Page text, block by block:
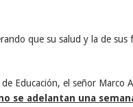
que su salud y la de sus
Educación, el señor Marco
se adelantan una